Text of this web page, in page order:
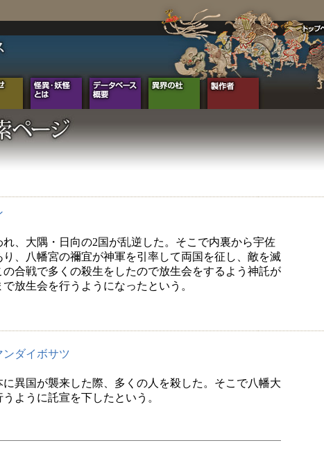
れ、大隅・日向の2国が乱逆した。そこで内裏から宇佐
り、八幡宮の禰宜が神軍を引率して両国を征し、敵を滅
合戦で多くの殺生をしたので放生会をするよう神託が
放生会を行うようになったという。
ンダイボサツ
に異国が襲来した際、多くの人を殺した。そこで八幡大
ように託宣を下したという。